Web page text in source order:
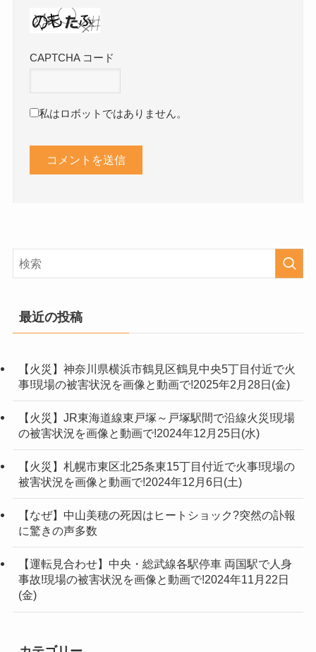
CAPTCHA コード
私はロボットではありません。
最近の投稿
【火災】神奈川県横浜市鶴見区鶴見中央5丁目付近で火
事!現場の被害状況を画像と動画で!2025年2月28日(金)
【火災】JR東海道線東戸塚～戸塚駅間で沿線火災!現場
の被害状況を画像と動画で!2024年12月25日(水)
【火災】札幌市東区北25条東15丁目付近で火事!現場の
被害状況を画像と動画で!2024年12月6日(土)
【なぜ】中山美穂の死因はヒートショック?突然の訃報
に驚きの声多数
【運転見合わせ】中央・総武線各駅停車 両国駅で人身
事故!現場の被害状況を画像と動画で!2024年11月22日
(金)